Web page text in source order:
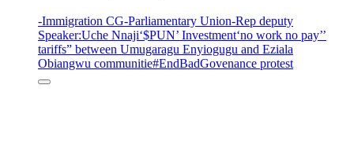
-Immigration CG-Parliamentary Union-Rep deputy
Speaker:Uche Nnaji‘$PUN’ Investment‘no work no pay’’
tariffs” between Umugaragu Enyiogugu and Eziala
Obiangwu communitie#EndBadGovenance protest